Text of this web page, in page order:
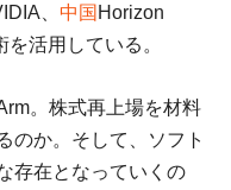
、 中国 Horizon
活用している。
。株式再上場を材料
のか。そして、ソフト
存在となっていくの